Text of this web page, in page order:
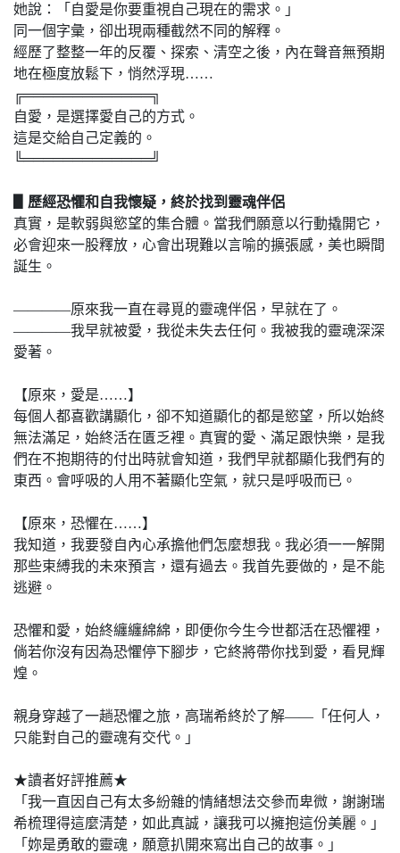
她說：「自愛是你要重視自己現在的需求。」
同一個字彙，卻出現兩種截然不同的解釋。
經歷了整整一年的反覆、探索、清空之後，內在聲音無預期
地在極度放鬆下，悄然浮現……
╔═════════════╗
自愛，是選擇愛自己的方式。
這是交給自己定義的。
╚═════════════╝
▋歷經恐懼和自我懷疑，終於找到靈魂伴侶
真實，是軟弱與慾望的集合體。當我們願意以行動撬開它，
必會迎來一股釋放，心會出現難以言喻的擴張感，美也瞬間
誕生。
————原來我一直在尋覓的靈魂伴侶，早就在了。
————我早就被愛，我從未失去任何。我被我的靈魂深深
愛著。
【原來，愛是……】
每個人都喜歡講顯化，卻不知道顯化的都是慾望，所以始終
無法滿足，始終活在匱乏裡。真實的愛、滿足跟快樂，是我
們在不抱期待的付出時就會知道，我們早就都顯化我們有的
東西。會呼吸的人用不著顯化空氣，就只是呼吸而已。
【原來，恐懼在……】
我知道，我要發自內心承擔他們怎麼想我。我必須一一解開
那些束縛我的未來預言，還有過去。我首先要做的，是不能
逃避。
恐懼和愛，始終纏纏綿綿，即便你今生今世都活在恐懼裡，
倘若你沒有因為恐懼停下腳步，它終將帶你找到愛，看見輝
煌。
親身穿越了一趟恐懼之旅，高瑞希終於了解——「任何人，
只能對自己的靈魂有交代。」
★讀者好評推薦★
「我一直因自己有太多紛雜的情緒想法交參而卑微，謝謝瑞
希梳理得這麼清楚，如此真誠，讓我可以擁抱這份美麗。」
「妳是勇敢的靈魂，願意扒開來寫出自己的故事。」